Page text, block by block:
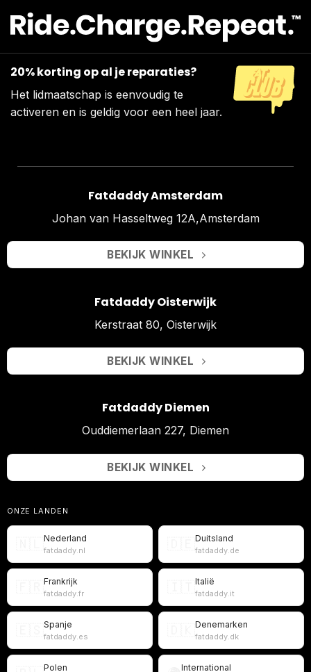
20% korting op al je reparaties?
Het lidmaatschap is eenvoudig te
activeren en is geldig voor een heel jaar.
Fatdaddy Amsterdam
Johan van Hasseltweg 12A,Amsterdam
BEKIJK WINKEL
Fatdaddy Oisterwijk
Kerstraat 80, Oisterwijk
BEKIJK WINKEL
Fatdaddy Diemen
Ouddiemerlaan 227, Diemen
BEKIJK WINKEL
ONZE LANDEN
Nederland
fatdaddy.nl
Duitsland
fatdaddy.de
Frankrijk
fatdaddy.fr
Italië
fatdaddy.it
Spanje
fatdaddy.es
Denemarken
fatdaddy.dk
Polen International